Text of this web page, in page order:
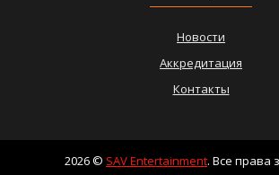
Новости
Аккредитация
Контакты
2026 © SAV Entertainment. Все